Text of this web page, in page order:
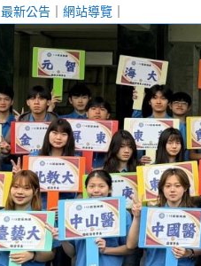
最新公告 ｜ 網站導覽 ｜